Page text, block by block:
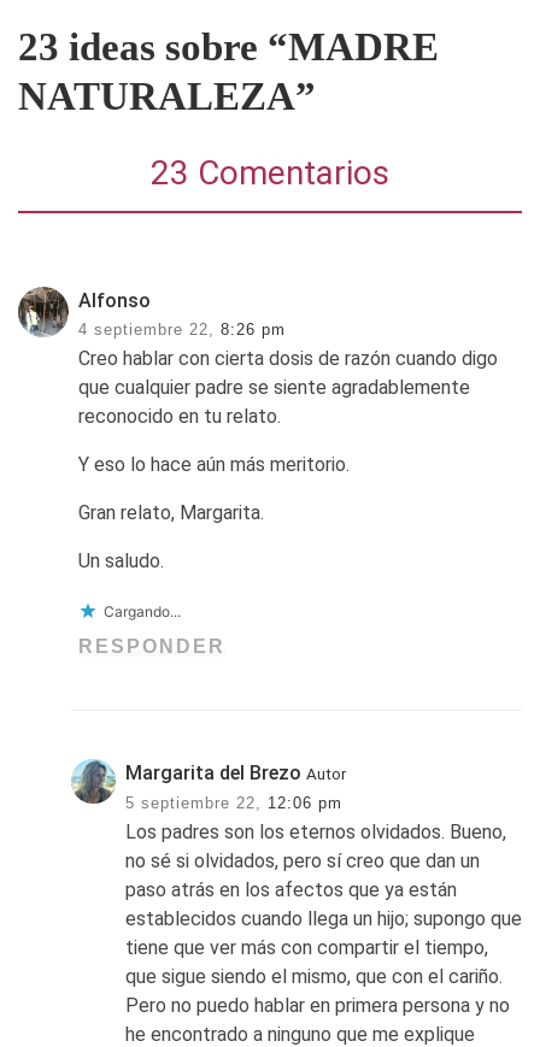
23 ideas sobre “MADRE
NATURALEZA”
23 Comentarios
Alfonso
4 septiembre 22, 8:26 pm
Creo hablar con cierta dosis de razón cuando digo
que cualquier padre se siente agradablemente
reconocido en tu relato.
Y eso lo hace aún más meritorio.
Gran relato, Margarita.
Un saludo.
Cargando...
RESPONDER
Margarita del Brezo Autor
5 septiembre 22,
12:06 pm
Los padres son los eternos olvidados. Bueno,
no sé si olvidados, pero sí creo que dan un
paso atrás en los afectos que ya están
establecidos cuando llega un hijo; supongo que
tiene que ver más con compartir el tiempo,
que sigue siendo el mismo, que con el cariño.
Pero no puedo hablar en primera persona y no
he encontrado a ninguno que me explique